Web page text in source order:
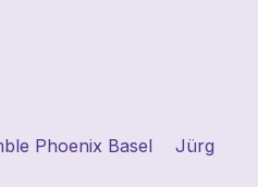
Phoenix Basel
Jürg